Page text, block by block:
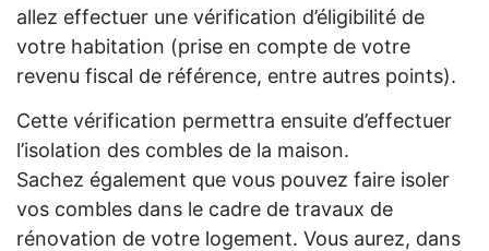
allez effectuer une vérification d’éligibilité de
votre habitation (prise en compte de votre
revenu fiscal de référence, entre autres points).
Cette vérification permettra ensuite d’effectuer
l’isolation des combles de la maison.
Sachez également que vous pouvez faire isoler
vos combles dans le cadre de travaux de
rénovation de votre logement. Vous aurez, dans